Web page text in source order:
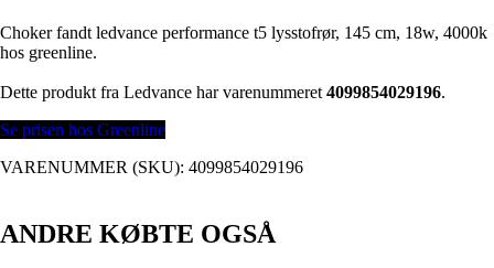
Choker fandt ledvance performance t5 lysstofrør, 145 cm, 18w, 4000k
hos greenline.
Dette produkt fra Ledvance har varenummeret 4099854029196.
Se prisen hos Greenline
VARENUMMER (SKU): 4099854029196
ANDRE KØBTE OGSÅ